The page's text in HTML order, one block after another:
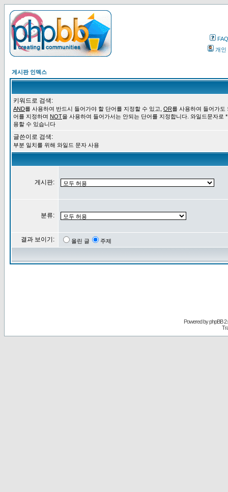
FAQ
개인
게시판 인덱스
키워드로 검색:
AND를 사용하여 반드시 들어가야 할 단어를 지정할 수 있고, OR를 사용하여 들어가도
어를 지정하며 NOT을 사용하여 들어가서는 안되는 단어를 지정합니다. 와일드문자로
용할 수 있습니다
글쓴이로 검색:
부분 일치를 위해 와일드 문자 사용
게시판:
분류:
결과 보이기: 올린 글 주제
Powered byphpBB